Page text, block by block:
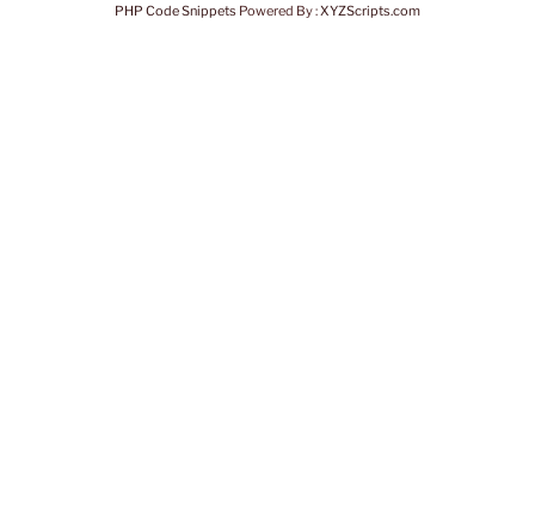
PHP Code Snippets Powered By :XYZScripts.com